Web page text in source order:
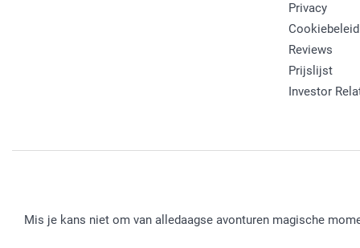
Privacy
Cookiebeleid
Reviews
Prijslijst
Investor
Mis je kans niet om van alledaagse avonturen magische